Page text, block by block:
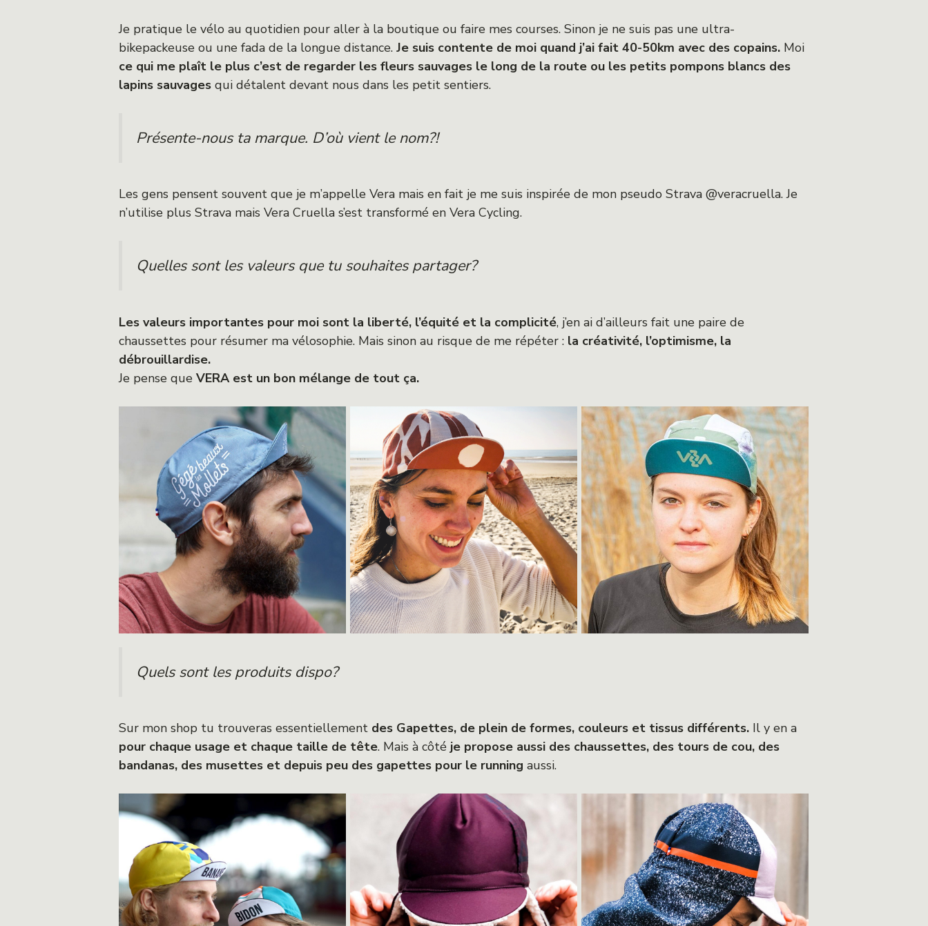
Je pratique le vélo au quotidien pour aller à la boutique ou faire mes courses. Sinon je ne suis pas une ultra-
bikepackeuse ou une fada de la longue distance. Je suis contente de moi quand j’ai fait 40-50km avec des copains. Moi
ce qui me plaît le plus c’est de regarder les fleurs sauvages le long de la route ou les petits pompons blancs des
lapins sauvages qui détalent devant nous dans les petit sentiers.
Présente-nous ta marque. D’où vient le nom?!
Les gens pensent souvent que je m’appelle Vera mais en fait je me suis inspirée de mon pseudo Strava @veracruella. Je
n’utilise plus Strava mais Vera Cruella s’est transformé en Vera Cycling.
Quelles sont les valeurs que tu souhaites partager?
Les valeurs importantes pour moi sont la liberté, l’équité et la complicité, j’en ai d’ailleurs fait une paire de
chaussettes pour résumer ma vélosophie. Mais sinon au risque de me répéter : la créativité, l’optimisme, la
débrouillardise.
Je pense que VERA est un bon mélange de tout ça.
Quels sont les produits dispo?
Sur mon shop tu trouveras essentiellement des Gapettes, de plein de formes, couleurs et tissus différents. Il y en a
pour chaque usage et chaque taille de tête. Mais à côté je propose aussi des chaussettes, des tours de cou, des
bandanas, des musettes et depuis peu des gapettes pour le running aussi.